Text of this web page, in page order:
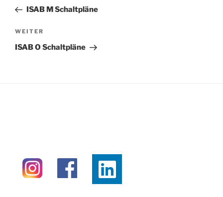
BeitragISAB M Schaltpläne
Nächster
Beitrag
WEITER
ISAB O Schaltpläne